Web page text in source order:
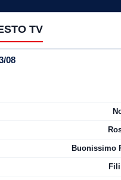
TV
08
Buonissimo